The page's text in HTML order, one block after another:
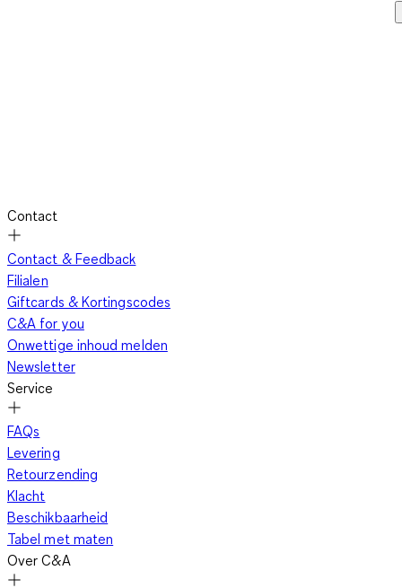
Contact
Contact & Feedback
Filialen
Giftcards & Kortingscodes
C&A for you
Onwettige inhoud melden
Newsletter
Service
FAQs
Levering
Retourzending
Klacht
Beschikbaarheid
Tabel met maten
Over C&A